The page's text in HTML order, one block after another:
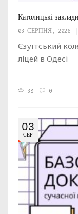
Католицькі
03 СЕРПНЯ, 2026
Єзуїтський
ліцей в Одесі
38 0
03
СЕР